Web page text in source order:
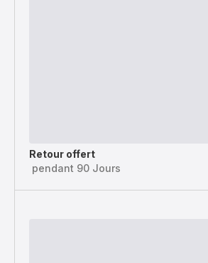
Retour offert
pendant 90 Jours